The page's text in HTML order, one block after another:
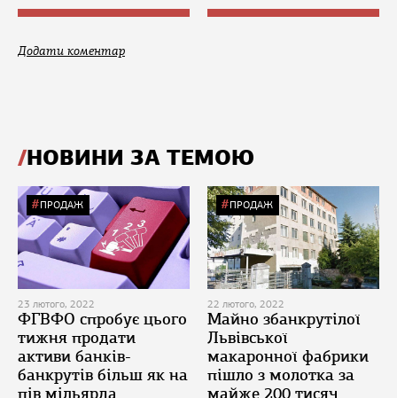
Додати коментар
НОВИНИ ЗА ТЕМОЮ
ПРОДАЖ
23 лютого, 2022
ФГВФО спробує цього
тижня продати
активи банків-
банкрутів більш як на
пів мільярда
ПРОДАЖ
22 лютого, 2022
Майно збанкрутілої
Львівської
макаронної фабрики
пішло з молотка за
майже 200 тисяч